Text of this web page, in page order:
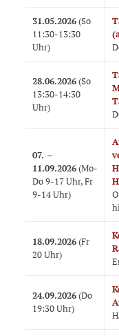
31.05.2026(So
11:30-13:30
Uhr)
28.06.2026(So
13:30-14:30
Uhr)
07. –
11.09.2026(Mo-
Do 9-17 Uhr, Fr
9-14 Uhr)
18.09.2026(Fr
20 Uhr)
24.09.2026(Do
19:30 Uhr)